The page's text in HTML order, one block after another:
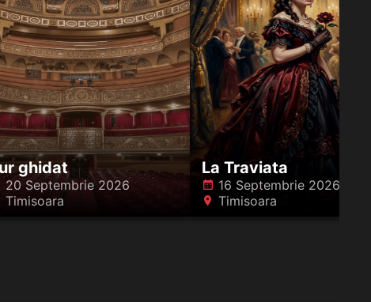
ghidat
20 Septembrie 2026
Timisoara
La Traviata
󰸗 16 Septembrie 2026
󰍎 Timisoara